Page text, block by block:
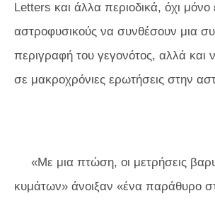
Letters και άλλα περιοδικά, όχι
αστροφυσικούς να συνθέσουν μια
περιγραφή του γεγονότος, αλλά και
σε μακροχρόνιες ερωτήσεις στην
«Με μια πτώση, οι μετρήσεις
κυμάτων» άνοιξαν «ένα παράθυρο